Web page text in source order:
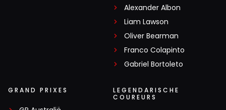
Alexander Albon
Liam Lawson
Oliver Bearman
Franco Colapinto
Gabriel Bortoleto
GRAND PRIXES
LEGENDARISCHE
COUREURS